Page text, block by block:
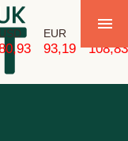
USD EUR
93,19 108,83